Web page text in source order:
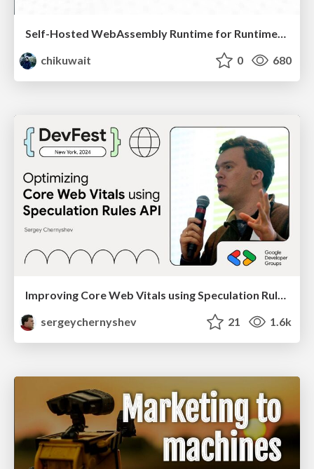
Self-Hosted WebAssembly Runtime for Runtime-Neutral Checkpoint/Restore in Edge–Cloud Continuum
chikuwait
0 680
sergeychernyshev
21 1.6k